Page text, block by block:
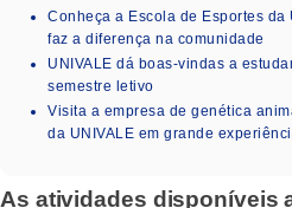
Conheça a Escola de Esportes da
faz a diferença na comunidade
UNIVALE dá boas-vindas a
semestre letivo
Visita a empresa de genética
da UNIVALE em grande
As atividades disponíveis